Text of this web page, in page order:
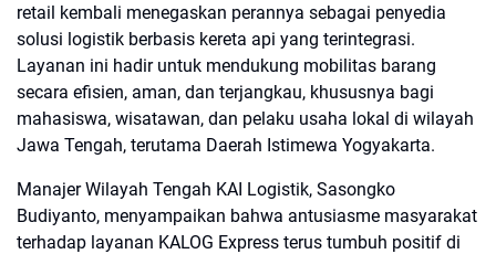
retail kembali menegaskan perannya sebagai penyedia
solusi logistik berbasis kereta api yang terintegrasi.
Layanan ini hadir untuk mendukung mobilitas barang
secara efisien, aman, dan terjangkau, khususnya bagi
mahasiswa, wisatawan, dan pelaku usaha lokal di wilayah
Jawa Tengah, terutama Daerah Istimewa Yogyakarta.
Manajer Wilayah Tengah KAI Logistik, Sasongko
Budiyanto, menyampaikan bahwa antusiasme masyarakat
terhadap layanan KALOG Express terus tumbuh positif di